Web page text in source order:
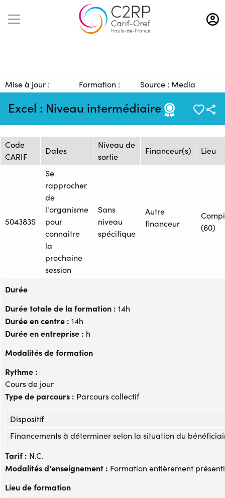
Aller
au
contenu
Excel : Niveau intermédiaire
Mise à jour :
09/01/2026
Formation :
1647272
Source : Media
Management
Session de formation
Code
CARIF
Dates
Niveau de
sortie
Financeur(s) Lieu
504383S
Se
rapprocher
de
l'organisme
pour
connaitre
la
prochaine
session
Sans
niveau
spécifique
Autre
financeur
(60)
Durée
Durée totale de la formation : 14h
Durée en centre : 14h
Durée en entreprise : h
Modalités de formation
Rythme :
Cours de jour
Type de parcours : Parcours collectif
Dispositif
Financements à déterminer selon la situation du
Tarif : N.C.
Modalités d'enseignement : Formation entièrement
Lieu de formation